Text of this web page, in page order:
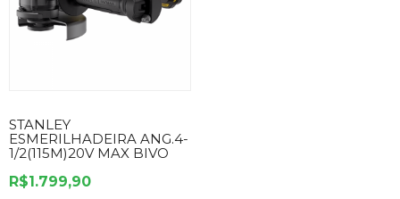
STANLEY
ESMERILHADEIRA ANG.4-
1/2(115M)20V MAX BIVO
R$1.799,90